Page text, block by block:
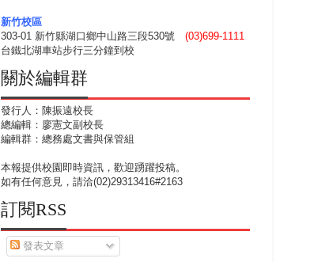
新竹校區
303-01 新竹縣湖口鄉中山路三段530號 (03)699-1111
台鐵北湖車站步行三分鐘到校
關於編輯群
發行人：陳振遠校長
總編輯：廖憲文副校長
編輯群：總務處文書與保管組
本報提供校園即時資訊，歡迎踴躍投稿。
如有任何意見，請洽(02)29313416#2163
訂閱RSS
發表文章